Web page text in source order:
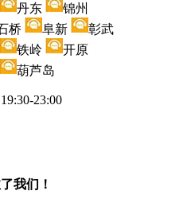
丹东
锦州
桥 阜新
彰武
铁岭
开原
葫芦岛
23:00
我们！